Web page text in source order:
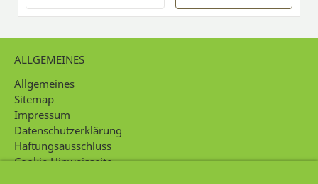
ALLGEMEINES
Allgemeines
Sitemap
Impressum
Datenschutzerklärung
Haftungsausschluss
Cookie Hinweisseite